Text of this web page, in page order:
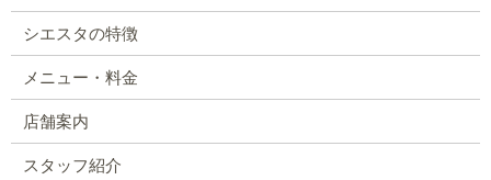
シエスタの特徴
メニュー・料金
店舗案内
スタッフ紹介